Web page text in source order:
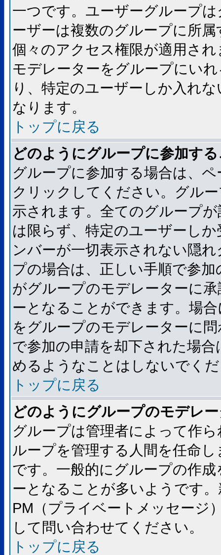
一つです。ユーザーグループ
ーザーは複数のグループに所
個々のアクセス権限が適用さ
モデレーターをグループにい
り、特定のユーザーしか入れ
なります。
トップに戻る
どのようにグループに参加す
グループに参加する場合は、
クリックしてください。グル
示されます。全てのグループ
は限らず、特定のユーザーし
ンバーが一切表示されない隠
プの場合は、正しい手順で参
がグループのモデレーターに
ーとなることができます。場
をグループのモデレーターに
で参加の申請を却下された場
めるようなことはしないでく
トップに戻る
どのようにグループのモデレ
グループは管理者によって作
ループを管理する人間を任命
です。一般的にグループの作
ーとなることが多いようです
PM（プライベートメッセージ
して問い合わせてください。
トップに戻る